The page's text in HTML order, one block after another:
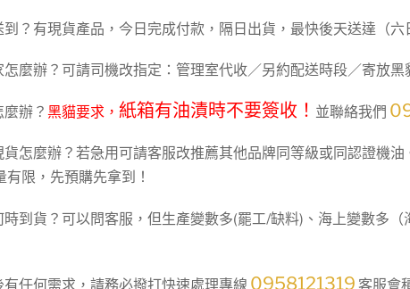
到？有現貨產品，今日完成付款，隔日出貨，最快後天送達（六
怎麼辦？可請司機改指定：管理室代收／另約配送時段／寄放
麼辦？黑貓要求， 紙箱有油漬時不要簽收！ 並聯絡我們
貨怎麼辦？若急用可請客服改推薦其他品牌同等級或同認證機
有限，先預購先拿到！
時到貨？可以問客服，但生產變數多(罷工/缺料)、海上變數多
有任何需求，請務必撥打快速處理專線 0958121319 客服會